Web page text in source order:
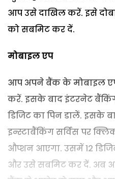
आप उसे दाखिल करें. इसे
को सबमिट कर दें.
मोबाइल एप
आप अपने बैंक के मोबाइल
करें. इसके बाद इंटरनेट
डिजिट का पिन डालें. इसके
इन्स्टाबैंकिंग सर्विस पर
औप्शन आएगा. उसमें 12
और उसे सबमिट कर दें. अब